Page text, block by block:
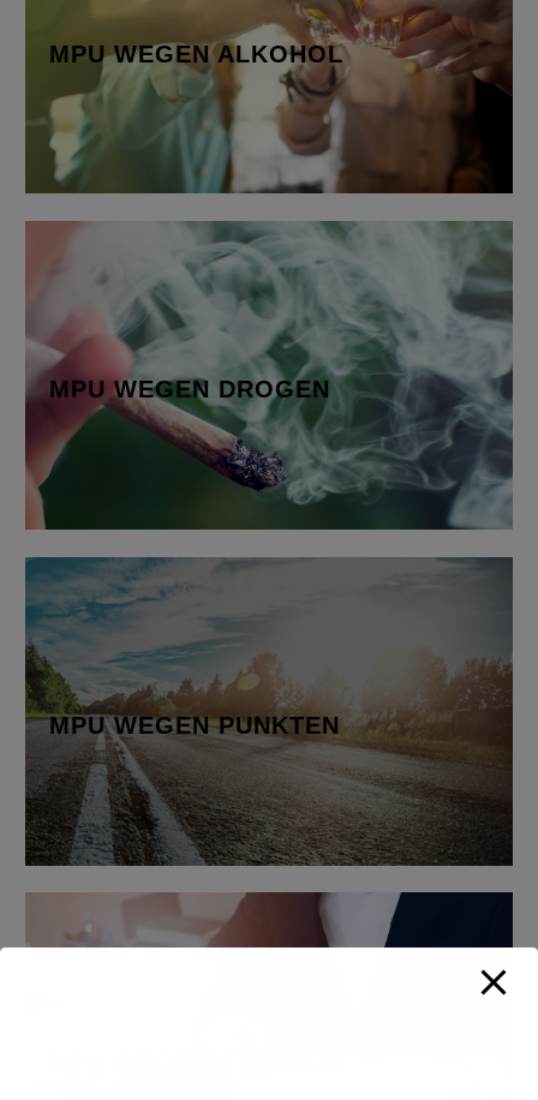
MPU WEGEN ALKOHOL
bei einer Alkoholfahrt ab 1,6 Promille Alkohol im
Blut oder…
Mehr erfahren
MPU WEGEN DROGEN
MPU WEGEN DROGEN
Abhängigkeiten von Stoffen, die dem
Betäubungsmittelgesetz (BtmG) unterliegen…
Mehr erfahren
MPU WEGEN PUNKTEN
MPU WEGEN PUNKTEN
Bei der MPU wirst du in verschiedenen Bereichen
bewertet,…
Mehr erfahren
MPU WEGEN STRAFTAT
Straßenverkehrs-